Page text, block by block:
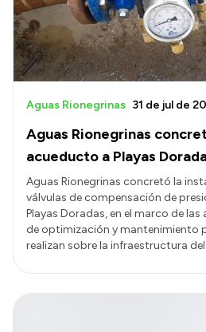
Aguas Rionegrinas
acueducto a Playas
Aguas Rionegrinas 31 de jul de
Aguas Rionegrinas concretó la
válvulas de compensación de
Playas Doradas, en el marco de
de optimización y mantenimiento
realizan sobre la infraestructura